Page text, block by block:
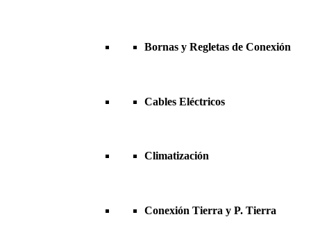
Bornas y Regletas de Conexión
Cables Eléctricos
Climatización
Conexión Tierra y P. Tierra